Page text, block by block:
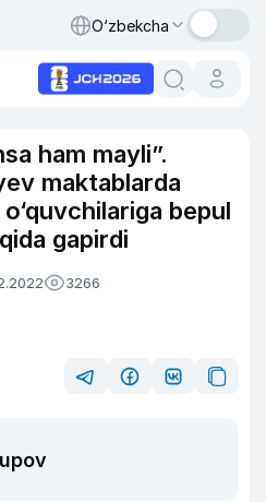
O‘zbekcha
ham mayli”.
maktablarda
bepul
gapirdi
3266